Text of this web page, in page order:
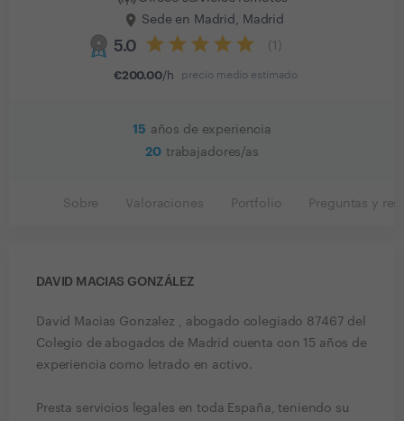
Sede en Madrid, Madrid
5.0 1
€200.00/h precio medio estimado
15 años de experiencia
20 trabajadores/as
Sobre Valoraciones Portfolio Preguntas y
DAVID MACIAS GONZÁLEZ
David Macias Gonzalez , abogado colegiado 87467 del
Colegio de abogados de Madrid cuenta con 15 años de
experiencia como letrado en activo.
Presta servicios legales en toda España, teniendo su